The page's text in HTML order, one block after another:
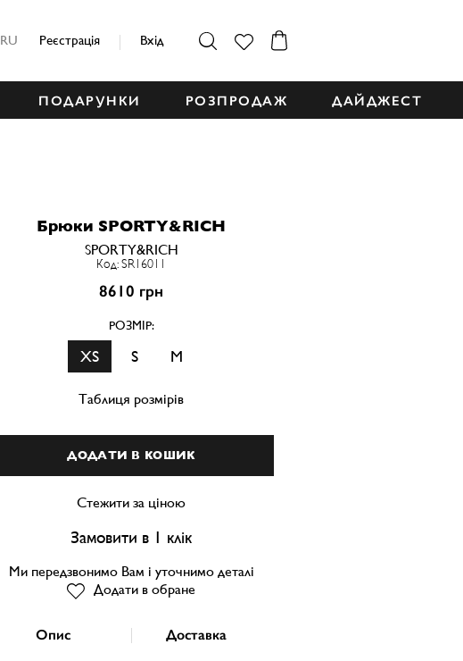
RU Реєстрація Вхід
ПОДАРУНКИ РОЗПРОДАЖ ДАЙДЖЕСТ
Брюки SPORTY&RICH
SPORTY&RICH
Код: SR16011
8610 грн
РОЗМІР:
XS S M
Таблиця розмірів
ДОДАТИ В КОШИК
Стежити за ціною
Замовити в 1 клік
Ми передзвонимо Вам і уточнимо деталі
Додати в обране
Опис Доставка